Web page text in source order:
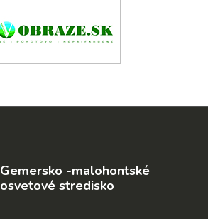
Gemersko -malohontské
osvetové stredisko